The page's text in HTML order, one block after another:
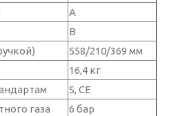
A
B
558/210/369 мм
16,4 кг
S, CE
газа
6 бар